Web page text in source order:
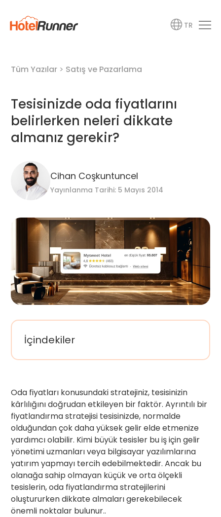
TR
Tüm Yazılar > Satış ve Pazarlama
Tesisinizde oda fiyatlarını
belirlerken neleri dikkate
almanız gerekir?
Cihan Coşkuntuncel
Yayınlanma Tarihi: 5 Mayıs 2014
İçindekiler
Oda fiyatları konusundaki stratejiniz, tesisinizin
kârlılığını doğrudan etkileyen bir faktör. Ayrıntılı bir
fiyatlandırma stratejisi tesisinizde, normalde
olduğundan çok daha yüksek gelir elde etmenize
yardımcı olabilir. Kimi büyük tesisler bu iş için gelir
yönetimi uzmanları veya bilgisayar yazılımlarına
yatırım yapmayı tercih edebilmektedir. Ancak bu
olanağa sahip olmayan küçük ve orta ölçekli
tesislerin, oda fiyatlandırma stratejilerini
oluştururken dikkate almaları gerekebilecek
önemli noktalar bulunur..